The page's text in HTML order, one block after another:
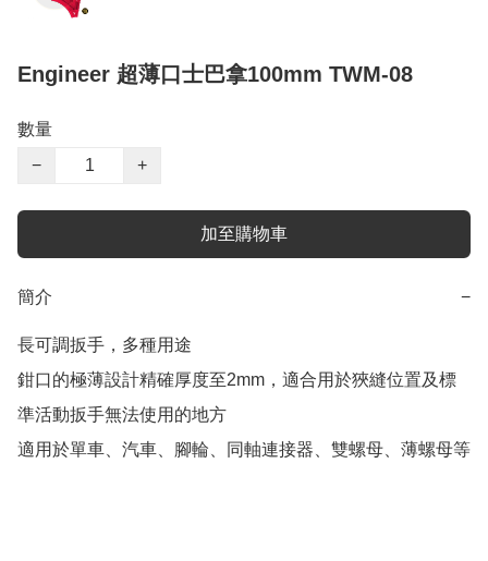
Engineer 超薄口士巴拿100mm TWM-08
數量
−
+
加至購物車
簡介 −
長可調扳手，多種用途
鉗口的極薄設計精確厚度至2mm，適合用於狹縫位置及標
準活動扳手無法使用的地方
適用於單車、汽車、腳輪、同軸連接器、雙螺母、薄螺母等